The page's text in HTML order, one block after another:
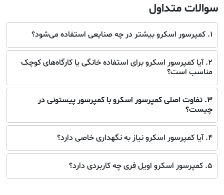
سوالات متداول
1. کمپرسور اسکرو بیشتر در چه صنایعی استفاده می‌شود؟
2. آیا کمپرسور اسکرو برای استفاده خانگی یا کارگاه‌های کوچک
مناسب است؟
3. تفاوت اصلی کمپرسور اسکرو با کمپرسور پیستونی در
چیست؟
4. آیا کمپرسور اسکرو نیاز به نگهداری خاصی دارد؟
5. کمپرسور اسکرو اویل فری چه کاربردی دارد؟